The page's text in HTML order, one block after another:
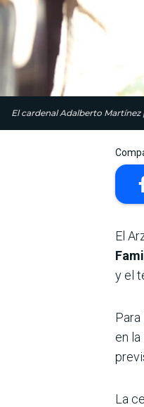
El cardenal Adalberto
El
y el
en
La